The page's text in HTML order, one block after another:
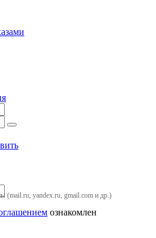
(mail.ru, yandex.ru, gmail.com и др.)
ознакомлен